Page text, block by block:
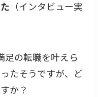
（インタビュー実
足の転職を叶えら
たそうですが、ど
か？